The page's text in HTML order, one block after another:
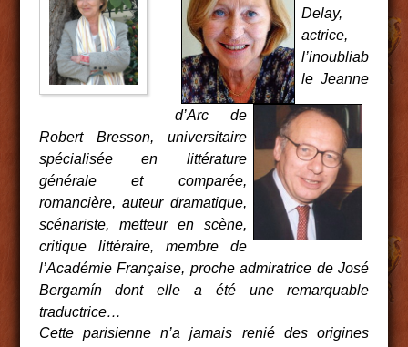
Delay,
actrice,
l’inoubliab
le Jeanne
d’Arc de
Robert Bresson, universitaire
spécialisée en littérature
générale et comparée,
romancière, auteur dramatique,
scénariste, metteur en scène,
critique littéraire, membre de
l’Académie Française, proche admiratrice de José
Bergamín dont elle a été une remarquable
traductrice…
Cette parisienne n’a jamais renié des origines